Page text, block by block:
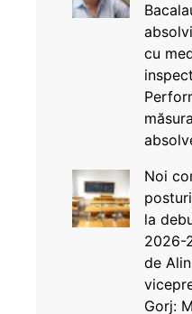
cu
Noi
la
2026-
de
Gorj: